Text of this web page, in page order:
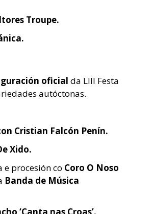
Troupe.
oficial da LIII Festa
autóctonas.
Cristian Falcón Penín.
Xido.
e procesión co Coro O Noso
Banda de Música